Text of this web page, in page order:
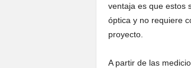
ventaja es que estos
óptica y no requiere
proyecto.
A partir de las